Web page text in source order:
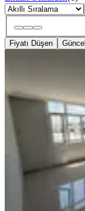
Fiyatı Düşen
As Ada Gayrimenkul